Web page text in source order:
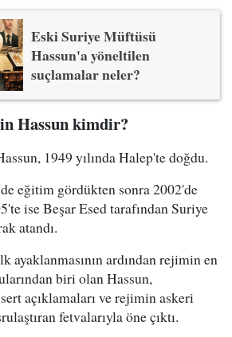
Eski Suriye Müftüsü
Hassun'a yöneltilen
suçlamalar neler?
Hassun kimdir?
1949 yılında Halep'te doğdu.
eğitim gördükten sonra 2002'de
ise Beşar Esed tarafından Suriye
atandı.
ayaklanmasının ardından rejimin en
biri olan Hassun,
açıklamaları ve rejimin askeri
fetvalarıyla öne çıktı.